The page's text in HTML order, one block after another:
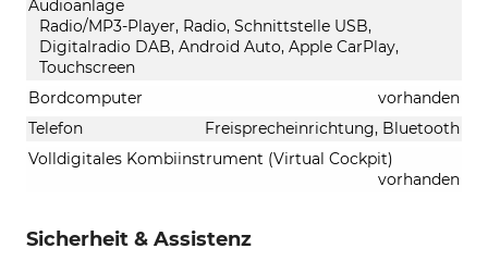
Audioanlage
Radio/MP3-Player, Radio, Schnittstelle USB,
Digitalradio DAB, Android Auto, Apple CarPlay,
Touchscreen
Bordcomputer
vorhanden
Telefon
Freisprecheinrichtung, Bluetooth
Volldigitales Kombiinstrument (Virtual Cockpit)
vorhanden
Sicherheit & Assistenz